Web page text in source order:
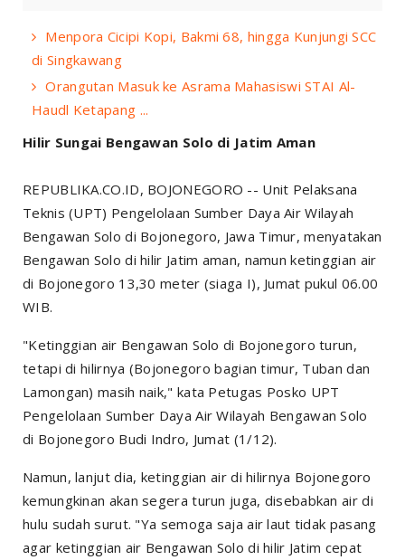
Menpora Cicipi Kopi, Bakmi 68, hingga Kunjungi SCC
di Singkawang
Orangutan Masuk ke Asrama Mahasiswi STAI Al-
Haudl Ketapang ...
Hilir Sungai Bengawan Solo di Jatim Aman
REPUBLIKA.CO.ID, BOJONEGORO -- Unit Pelaksana
Teknis (UPT) Pengelolaan Sumber Daya Air Wilayah
Bengawan Solo di Bojonegoro, Jawa Timur, menyatakan
Bengawan Solo di hilir Jatim aman, namun ketinggian air
di Bojonegoro 13,30 meter (siaga I), Jumat pukul 06.00
WIB.
"Ketinggian air Bengawan Solo di Bojonegoro turun,
tetapi di hilirnya (Bojonegoro bagian timur, Tuban dan
Lamongan) masih naik," kata Petugas Posko UPT
Pengelolaan Sumber Daya Air Wilayah Bengawan Solo
di Bojonegoro Budi Indro, Jumat (1/12).
Namun, lanjut dia, ketinggian air di hilirnya Bojonegoro
kemungkinan akan segera turun juga, disebabkan air di
hulu sudah surut. "Ya semoga saja air laut tidak pasang
agar ketinggian air Bengawan Solo di hilir Jatim cepat